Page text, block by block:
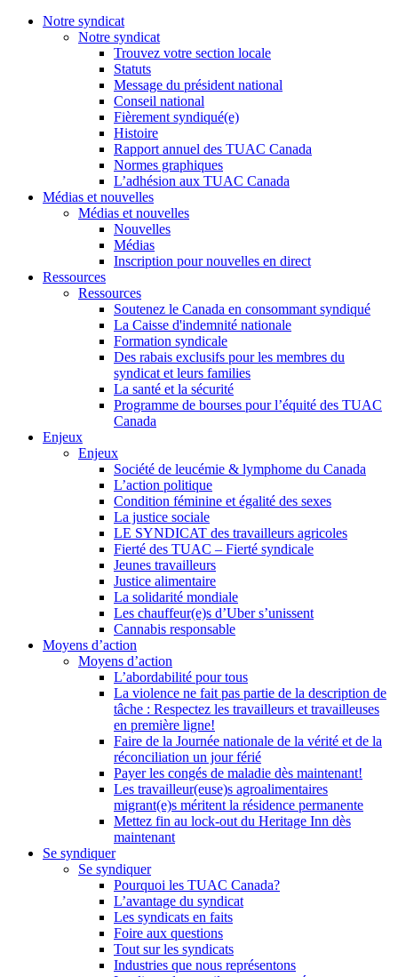
Notre syndicat
Notre syndicat
Trouvez votre section locale
Statuts
Message du président national
Conseil national
Fièrement syndiqué(e)
Histoire
Rapport annuel des TUAC Canada
Normes graphiques
L’adhésion aux TUAC Canada
Médias et nouvelles
Médias et nouvelles
Nouvelles
Médias
Inscription pour nouvelles en direct
Ressources
Ressources
Soutenez le Canada en consommant syndiqué
La Caisse d'indemnité nationale
Formation syndicale
Des rabais exclusifs pour les membres du
syndicat et leurs families
La santé et la sécurité
Programme de bourses pour l’équité des TUAC
Canada
Enjeux
Enjeux
Société de leucémie & lymphome du Canada
L’action politique
Condition féminine et égalité des sexes
La justice sociale
LE SYNDICAT des travailleurs agricoles
Fierté des TUAC – Fierté syndicale
Jeunes travailleurs
Justice alimentaire
La solidarité mondiale
Les chauffeur(e)s d’Uber s’unissent
Cannabis responsable
Moyens d’action
Moyens d’action
L’abordabilité pour tous
La violence ne fait pas partie de la description de
tâche : Respectez les travailleurs et travailleuses
en première ligne!
Faire de la Journée nationale de la vérité et de la
réconciliation un jour férié
Payer les congés de maladie dès maintenant!
Les travailleur(euse)s agroalimentaires
migrant(e)s méritent la résidence permanente
Mettez fin au lock-out du Heritage Inn dès
maintenant
Se syndiquer
Se syndiquer
Pourquoi les TUAC Canada?
L’avantage du syndicat
Les syndicats en faits
Foire aux questions
Tout sur les syndicats
Industries que nous représentons